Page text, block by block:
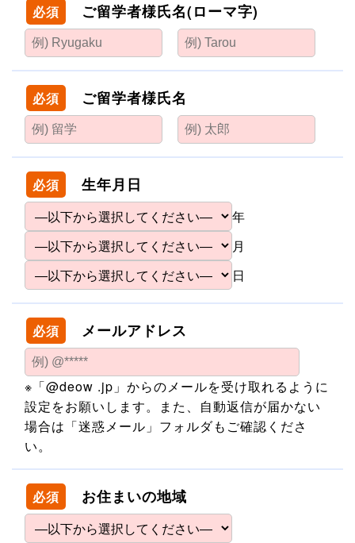
必須 ご留学者様氏名(ローマ字)
必須 ご留学者様氏名
必須 生年月日
年
月
日
必須 メールアドレス
※「@deow .jp」からのメールを受け取れるように
設定をお願いします。また、自動返信が届かない
場合は「迷惑メール」フォルダもご確認くださ
い。
必須 お住まいの地域